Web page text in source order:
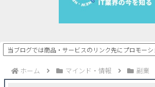
当ブログでは商品・サービスのリンク先にプロモーシ
ホーム マインド・情報 副業